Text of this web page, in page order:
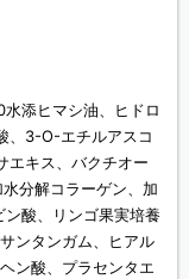
添ヒマシ油、ヒドロ
、3-O-エチルアスコ
エキス、バクチオー
分解コラーゲン、加
酸、リンゴ果実培養
ンタンガム、ヒアル
ン酸、プラセンタエ